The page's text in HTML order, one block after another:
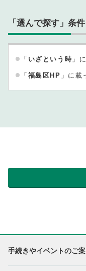
「選んで探す」条件
「 いざという時 」
「 福島区HP 」に載
手続きやイベントのご